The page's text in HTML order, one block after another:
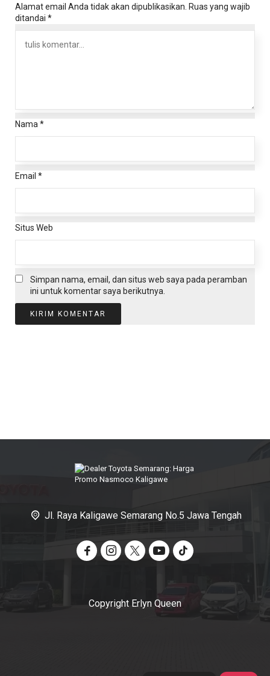
Alamat email Anda tidak akan dipublikasikan. Ruas yang wajib
ditandai *
Nama *
Email *
Situs Web
Simpan nama, email, dan situs web saya pada peramban
ini untuk komentar saya berikutnya.
Jl. Raya Kaligawe Semarang No.5 Jawa Tengah
Copyright Erlyn Queen